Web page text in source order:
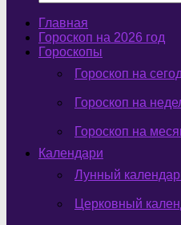
Главная
Гороскоп на 2026 год
Гороскопы
Гороскоп на
Гороскоп на
Гороскоп на
Календари
Лунный
Церковный